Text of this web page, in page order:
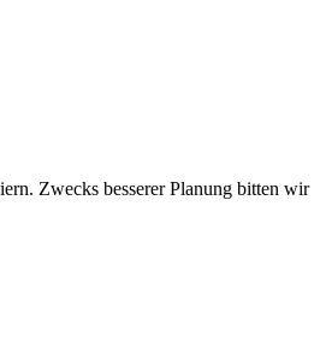
Zwecks besserer Planung bitten wir